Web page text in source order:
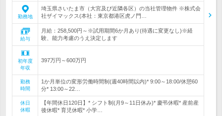
勤務地
埼玉県さいたま市（大宮及び近隣各区）の当社管理物件 ※株式会
社ザイマックス(本社：東京都港区虎ノ門…
給与
月給：258,500円～※試用期間6か月あり(待遇に変更なし)※経
験、能力考慮のうえ決定します
初年度
年収
397万円～600万円
勤務
時間
1か月単位の変形労働時間制(週40時間以内)* 9:00～18:00/休憩60
分* 13:00～22…
休日
休暇
【年間休日120日】* シフト制(月9～11日休み)* 慶弔休暇* 産前産
後休暇* 育児休暇* 小学…